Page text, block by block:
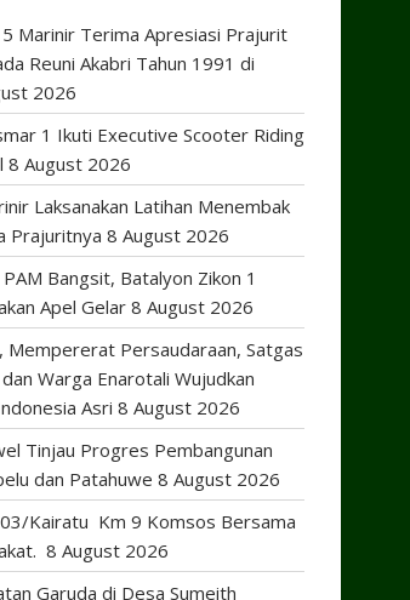
Marinir Terima Apresiasi Prajurit
Reuni Akabri Tahun 1991 di
2026
1 Ikuti Executive Scooter Riding
8 August 2026
Laksanakan Latihan Menembak
Prajuritnya 8 August 2026
Bangsit, Batalyon Zikon 1
Apel Gelar 8 August 2026
Mempererat Persaudaraan, Satgas
Warga Enarotali Wujudkan
Asri 8 August 2026
Tinjau Progres Pembangunan
dan Patahuwe 8 August 2026
Kairatu Km 9 Komsos Bersama
8 August 2026
Garuda di Desa Sumeith